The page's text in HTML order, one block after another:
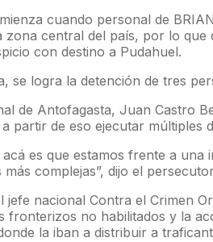
cuando personal de
zona central del país, por lo que
con destino a Pudahuel.
se logra la detención de tres
de Antofagasta, Juan Castro
partir de eso ejecutar múltiples
es que estamos frente a
más complejas”, dijo el
jefe nacional Contra el Crimen
fronterizos no habilitados y la
la iban a distribuir a